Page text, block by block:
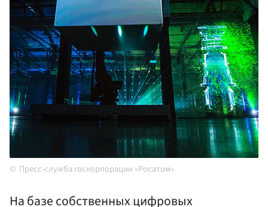
Пресс-служба госкорпорации «Росатом»
На базе собственных цифровых